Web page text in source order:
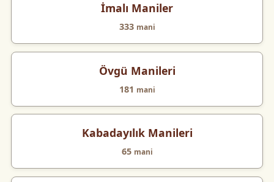
İmalı Maniler
333 mani
Övgü Manileri
181 mani
Kabadayılık Manileri
65 mani